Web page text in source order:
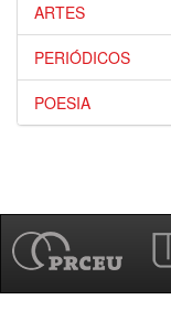
ARTES
PERIÓDICOS
POESIA